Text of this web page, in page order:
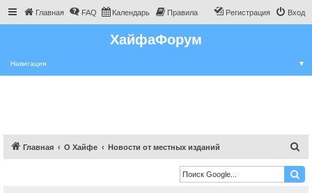
Главная FAQ Календарь Правила Вход
Регистрация
ХайфаФорум
Навигация ▼
Главная О Хайфе Новости от местных изданий
и